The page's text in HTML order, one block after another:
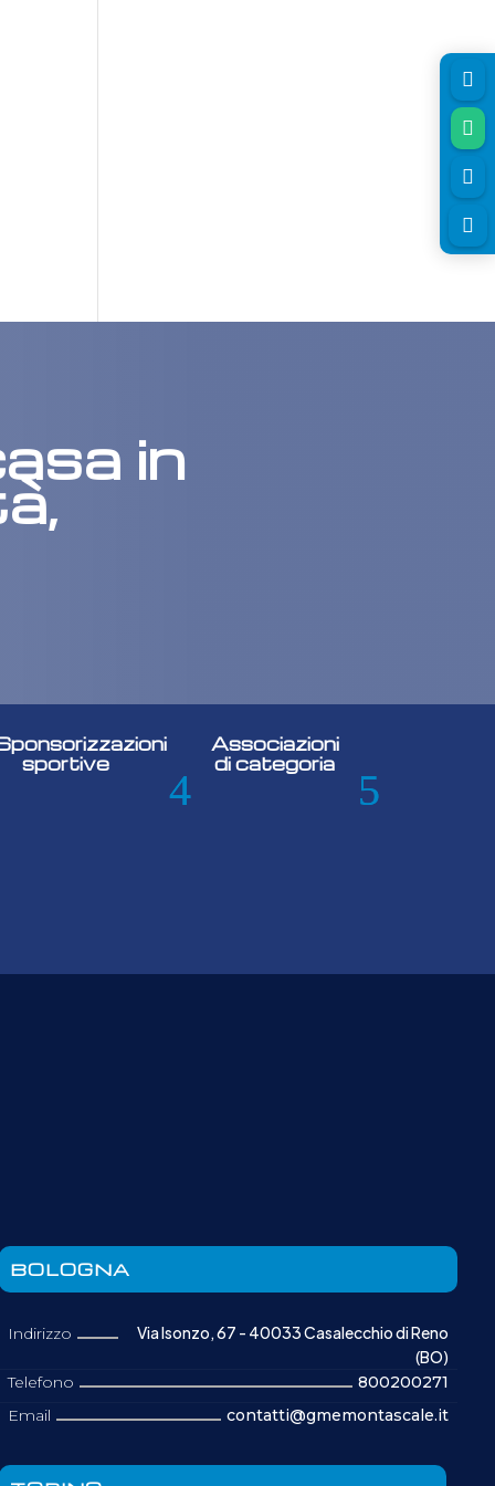
in
sportive
Associazioni
di categoria
BOLOGNA
Indirizzo
Via Isonzo, 67 - 40033 Casalecchio di Reno
(BO)
Telefono
800200271
Email
contatti@gmemontascale.it



